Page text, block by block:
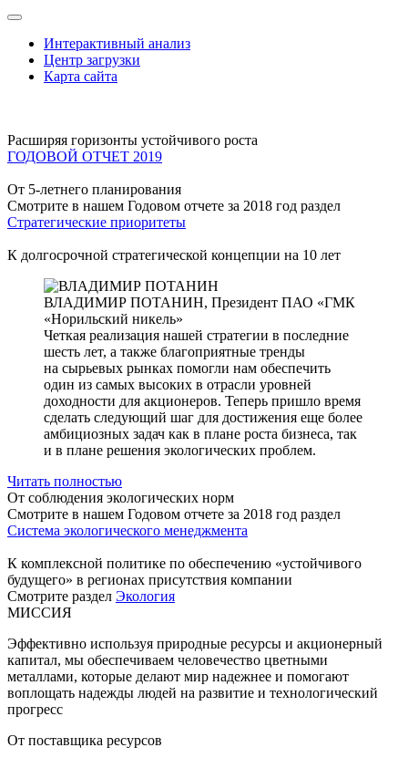
Интерактивный анализ
Центр загрузки
Карта сайта
Расширяя горизонты устойчивого роста
ГОДОВОЙ ОТЧЕТ 2019
От 5-летнего планирования
Смотрите в нашем Годовом отчете за 2018 год раздел
Стратегические приоритеты
К долгосрочной стратегической концепции на 10 лет
ВЛАДИМИР ПОТАНИН, Президент ПАО «ГМК
«Норильский никель»
Четкая реализация нашей стратегии в последние
шесть лет, а также благоприятные тренды
на сырьевых рынках помогли нам обеспечить
один из самых высоких в отрасли уровней
доходности для акционеров. Теперь пришло время
сделать следующий шаг для достижения еще более
амбициозных задач как в плане роста бизнеса, так
и в плане решения экологических проблем.
Читать полностью
От соблюдения экологических норм
Смотрите в нашем Годовом отчете за 2018 год раздел
Система экологического менеджмента
К комплексной политике по обеспечению «устойчивого
будущего» в регионах присутствия компании
Смотрите раздел Экология
МИССИЯ
Эффективно используя природные ресурсы и акционерный
капитал, мы обеспечиваем человечество цветными
металлами, которые делают мир надежнее и помогают
воплощать надежды людей на развитие и технологический
прогресс
От поставщика ресурсов